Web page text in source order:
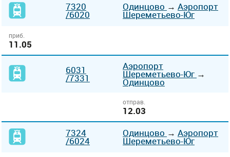
7320
/6020
Одинцово → Аэропорт
Шереметьево-Юг
приб.
11.05
6031
/7331
Аэропорт
Шереметьево-Юг →
Одинцово
отправ.
12.03
7324
/6024
Одинцово → Аэропорт
Шереметьево-Юг